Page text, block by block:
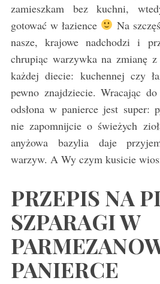
zamieszkam bez kuchni,
gotować w łazience
Na
nasze, krajowe nadchodzi i
chrupiąc warzywka na zmianę
każdej diecie: kuchennej czy
pewno znajdziecie. Wracając
odsłona w panierce jest super:
nie zapomnijcie o świeżych
anyżowa bazylia daje
warzyw. A Wy czym kusicie
PRZEPIS NA
SZPARAGI W
PANIERCE